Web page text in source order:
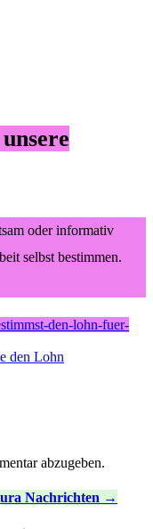
oder informativ
selbst bestimmen.
den-lohn-fuer-
abzugeben.
Nachrichten